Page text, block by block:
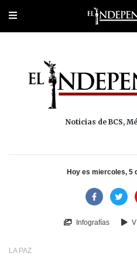
Portada Los Cabos
Noticias de BCS,
Hoy es miercoles, 5
Infografías
LA PAZ